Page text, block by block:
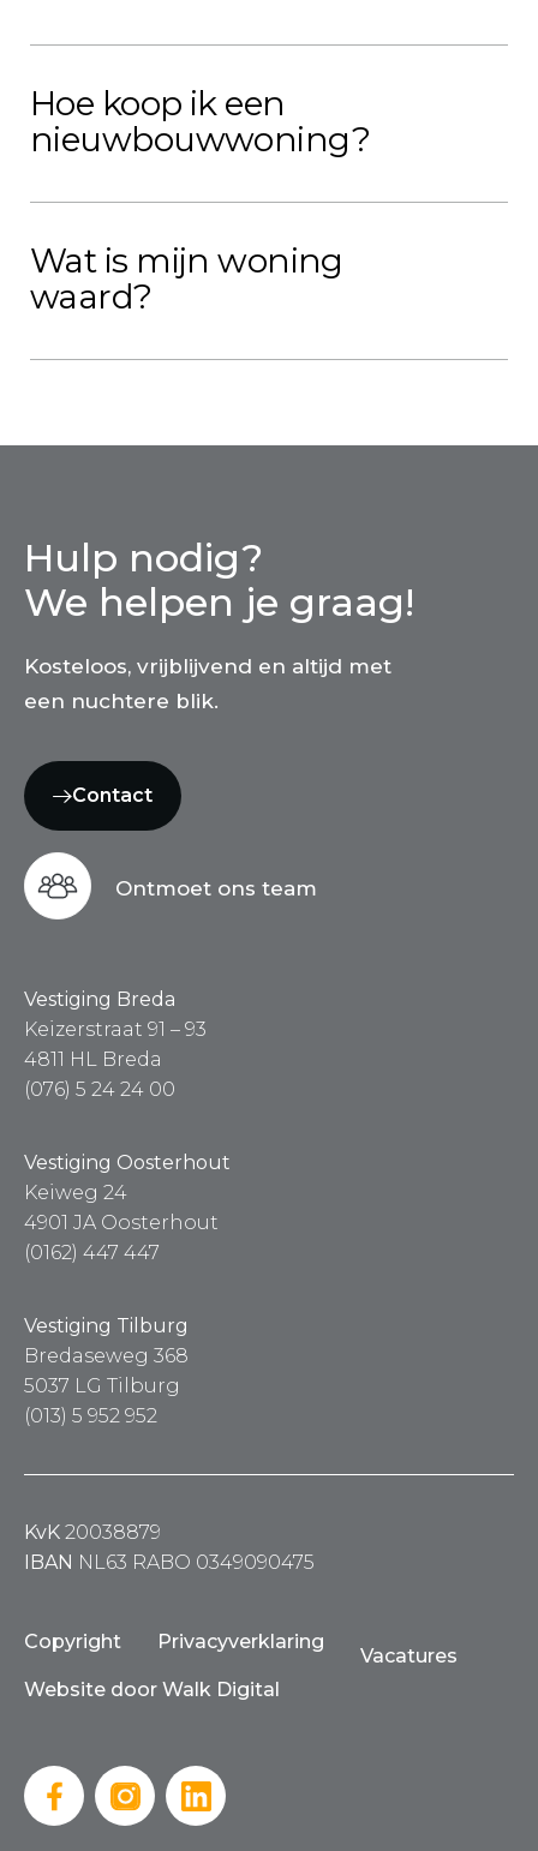
Hoe koop ik een
nieuwbouwwoning?
Wat is mijn woning
waard?
Hulp nodig?
We helpen je graag!
Kosteloos, vrijblijvend en altijd met
een nuchtere blik.
Contact
Ontmoet ons team
Vestiging Breda
Keizerstraat 91 – 93
4811 HL Breda
(076) 5 24 24 00
Vestiging Oosterhout
Keiweg 24
4901 JA Oosterhout
(0162) 447 447
Vestiging Tilburg
Bredaseweg 368
5037 LG Tilburg
(013) 5 952 952
KvK 20038879
IBAN NL63 RABO 0349090475
Copyright Privacyverklaring
Vacatures
Website door Walk Digital